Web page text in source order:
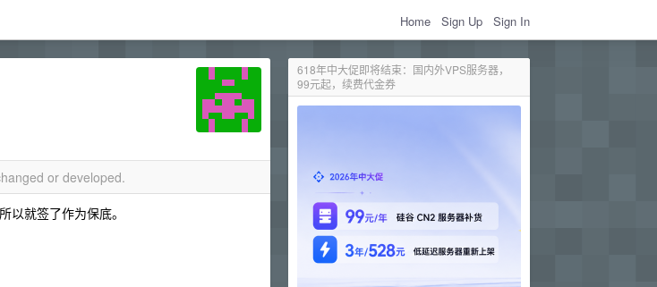
Home Sign Up Sign In
618年中大促即将结束：国内外VPS服务器，
99元起，续费代金券
or developed.
就签了作为保底。